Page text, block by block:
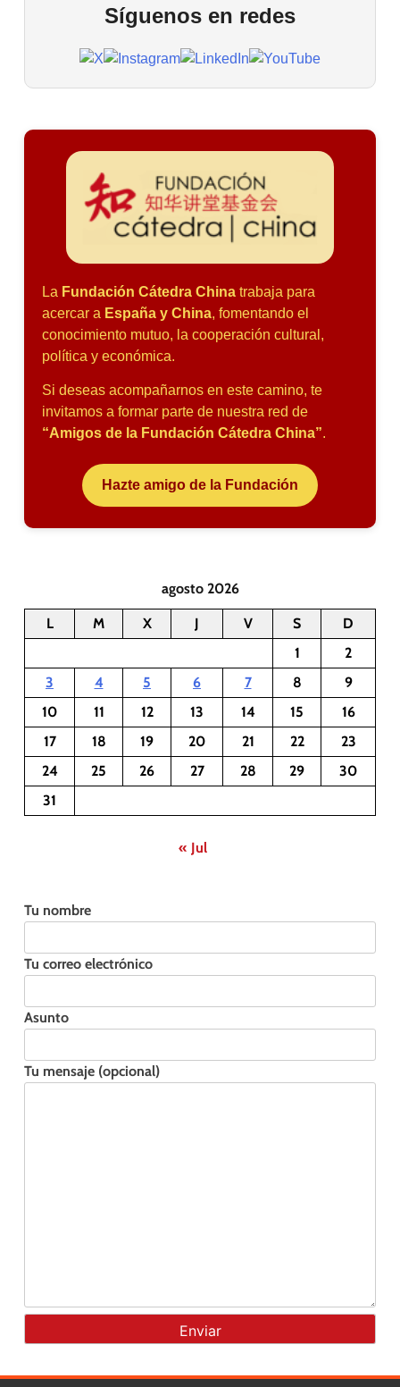
Síguenos en redes
La Fundación Cátedra China trabaja para
acercar a España y China, fomentando el
conocimiento mutuo, la cooperación cultural,
política y económica.
Si deseas acompañarnos en este camino, te
invitamos a formar parte de nuestra red de
“Amigos de la Fundación Cátedra China”.
Hazte amigo de la Fundación
agosto 2026
L M X J V S
D
1
2
3
4 5 6 7 8
9
10
11 12 13 14 15
16
17
18 19 20 21 22
23
24
25 26 27 28 29
30
31
« Jul
Tu nombre
Tu correo electrónico
Asunto
Tu mensaje (opcional)